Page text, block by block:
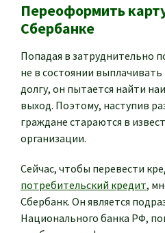
Переоформить
Сбербанке
Попадая в затруднительно
не в состоянии
долгу, он пытается найти
выход. Поэтому, наступив
граждане стараются в
организации.
Сейчас, чтобы перевести
потребительский кредит,
Сбербанк. Он является
Национального банка РФ,